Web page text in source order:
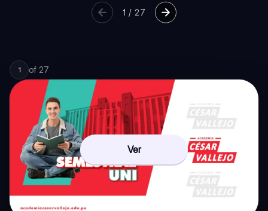
1 / 27
1 of 27
Ver